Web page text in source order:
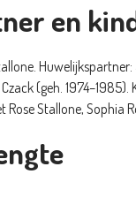
en
(geh. 1974–1985).
Rose Stallone, Sophia